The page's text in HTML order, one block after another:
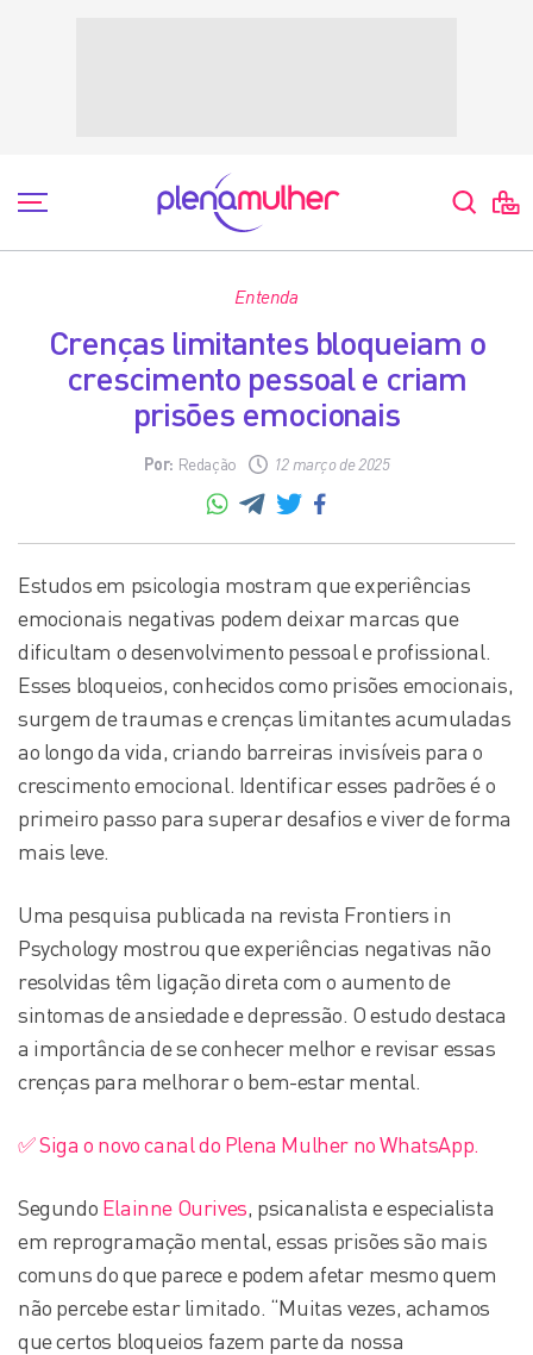
Entenda
Crenças limitantes bloqueiam o
crescimento pessoal e criam
prisões emocionais
Por: Redação 12 março de 2025
Estudos em psicologia mostram que experiências
emocionais negativas podem deixar marcas que
dificultam o desenvolvimento pessoal e profissional.
Esses bloqueios, conhecidos como prisões emocionais,
surgem de traumas e crenças limitantes acumuladas
ao longo da vida, criando barreiras invisíveis para o
crescimento emocional. Identificar esses padrões é o
primeiro passo para superar desafios e viver de forma
mais leve.
Uma pesquisa publicada na revista Frontiers in
Psychology mostrou que experiências negativas não
resolvidas têm ligação direta com o aumento de
sintomas de ansiedade e depressão. O estudo destaca
a importância de se conhecer melhor e revisar essas
crenças para melhorar o bem-estar mental.
✅ Siga o novo canal do Plena Mulher no WhatsApp.
Segundo Elainne Ourives, psicanalista e especialista
em reprogramação mental, essas prisões são mais
comuns do que parece e podem afetar mesmo quem
não percebe estar limitado. “Muitas vezes, achamos
que certos bloqueios fazem parte da nossa